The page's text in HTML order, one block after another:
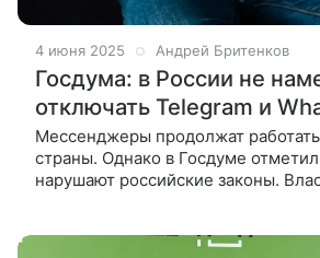
4 июня 2025 Андрей Бритенков
Госдума: в России не
отключать Telegram и
Мессенджеры продолжат
страны. Однако в Госдуме
нарушают российские законы.